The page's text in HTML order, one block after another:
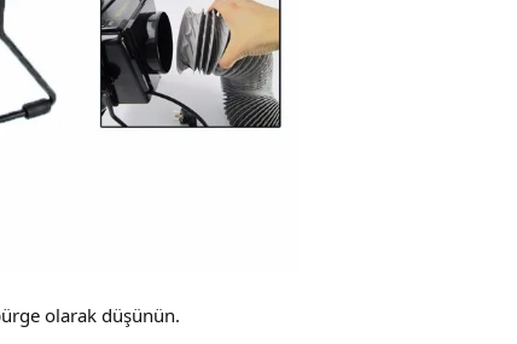
olarak düşünün.